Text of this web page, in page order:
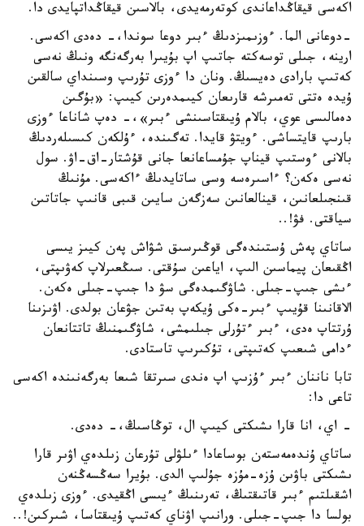
اكەسى قيقاڭداعاندى كوتەرمەيدى، بالاسىن قيقاڭداتپايدى دا.
-دوعانى الما. ءوزىمىزدىڭ ءبىر دوعا سوندا،- دەدى اكەسى.
ارينە، جىلى توسەكتە جاتىپ اپ بۇيىرا بەرگەنگە ونىڭ نەسى
كەتىپ بارادى دەيسىڭ. ونان دا ءوزى تۇرىپ وسىنداي سالقىن
ۇيدە ەتتى تەمىرشە قارىعان كيىمدەرىن كيىپ: «بۇگىن
دەمالىسى عوي، بالام ۇيىقتاسىنشى ءبىر»،- دەپ شاناعا ءوزى
بارىپ قايتساشى. ءويتۋ قايدا. تەگىندە، ءۇلكەن كىسىلەردىڭ
بالانى ءوستىپ قيناپ جۇمساعانعا جانى قۇشتار-اق-اۋ. سول
نەسى ەكەن؟ ءاسىرەسە وسى ساتايدىڭ ءاكەسى. مۇنىڭ
قىنجىلعانىن، قينالعانىن سەزگەن سايىن قىبى قانىپ جاتاتىن
سياقتى. فۋ!..
ساتاي پەش ۇستىندەگى قوڭىرسىق شۋاش پەن كيىز يىسى
اڭقىعان پيماسىن الىپ، اياعىن سۇقتى. سىڭعىرلاپ كەۋىپتى،
ءىشى جىپ-جىلى. شاۋگىمدەگى سۋ دا جىپ-جىلى ەكەن.
الاقانىنا قۇيىپ ءبىر-ەكى ۇيكەپ بەتىن جۋعان بولدى. اۋىزىنا
ۇرتتاپ ەدى، ءبىر ءتۇرلى جىلىمشى، شاۋگىمنىڭ تاتتانعان
ءدامى شىعىپ كەتىپتى، تۇكىرىپ تاستادى.
تابا ناننان ءبىر ءۇزىپ اپ ەندى سىرتقا شىعا بەرگەنىندە اكەسى
تاعى دا:
- اي، انا قارا ىشىكتى كيىپ ال، توڭاسىڭ،- دەدى.
ساتاي ۇندەمەستەن بوساعادا ءىلۋلى تۇرعان زىلدەي اۋىر قارا
ىشىكتى باۋىن ۇزە-مۇزە جۇلىپ الدى. بۇيرا سەڭسەڭنەن
اشقىلتىم ءبىر قاتىقتىڭ، تەرىنىڭ ءيىسى اڭقيدى. ءوزى زىلدەي
بولسا دا جىپ-جىلى. ورانىپ اۋناي كەتىپ ۇيىقتاسا، شىركىن!..